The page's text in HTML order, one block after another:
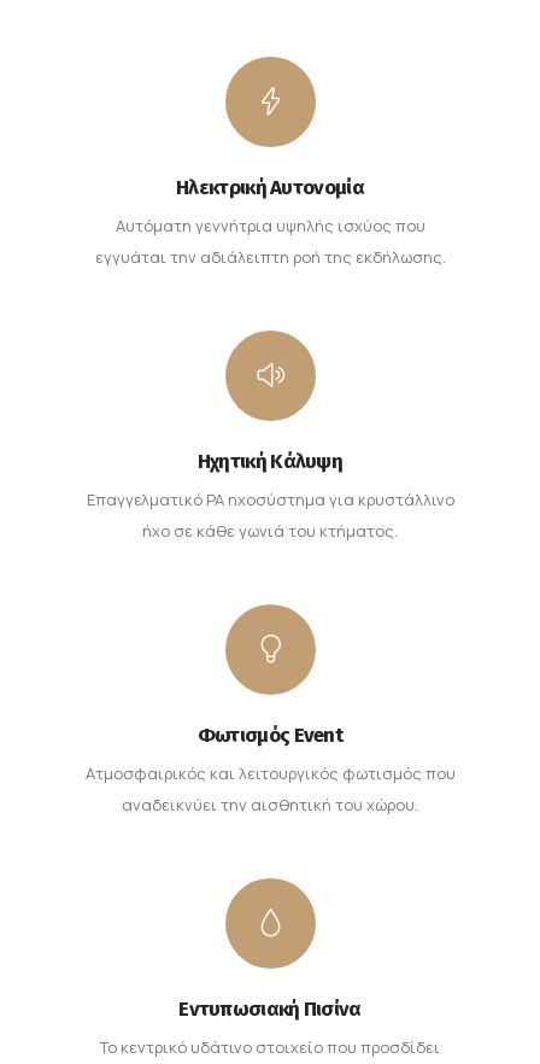
Ηλεκτρική Αυτονομία
Αυτόματη γεννήτρια υψηλής ισχύος που
εγγυάται την αδιάλειπτη ροή της εκδήλωσης.
Ηχητική Κάλυψη
Επαγγελματικό PA ηχοσύστημα για κρυστάλλινο
ήχο σε κάθε γωνιά του κτήματος.
Φωτισμός Event
Ατμοσφαιρικός και λειτουργικός φωτισμός που
αναδεικνύει την αισθητική του χώρου.
Εντυπωσιακή Πισίνα
Το κεντρικό υδάτινο στοιχείο που προσδίδει